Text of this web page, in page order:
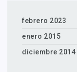
febrero 2023
enero 2015
diciembre 2014